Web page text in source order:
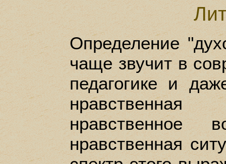
Определение
чаще звучит в
педагогике и
нравственное
нравственная